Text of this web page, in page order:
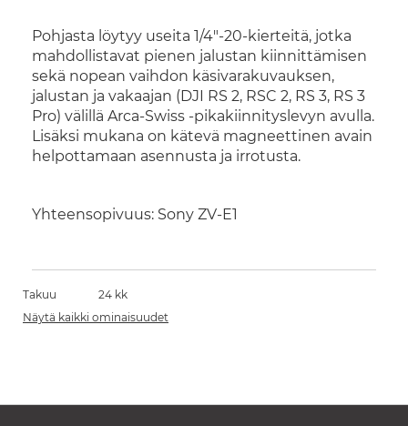
Pohjasta löytyy useita 1/4"-20-kierteitä, jotka
mahdollistavat pienen jalustan kiinnittämisen
sekä nopean vaihdon käsivarakuvauksen,
jalustan ja vakaajan (DJI RS 2, RSC 2, RS 3, RS 3
Pro) välillä Arca-Swiss -pikakiinnityslevyn avulla.
Lisäksi mukana on kätevä magneettinen avain
helpottamaan asennusta ja irrotusta.
Yhteensopivuus: Sony ZV-E1
Takuu
24 kk
Näytä kaikki ominaisuudet